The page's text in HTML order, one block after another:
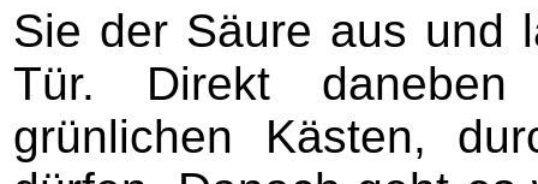
Sie der Säure aus und
Tür. Direkt
grünlichen Kästen,